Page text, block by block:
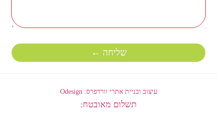
שליחה ←
עיצוב ובניית אתרי וורדפרס: Odesign
תשלום מאובטח: